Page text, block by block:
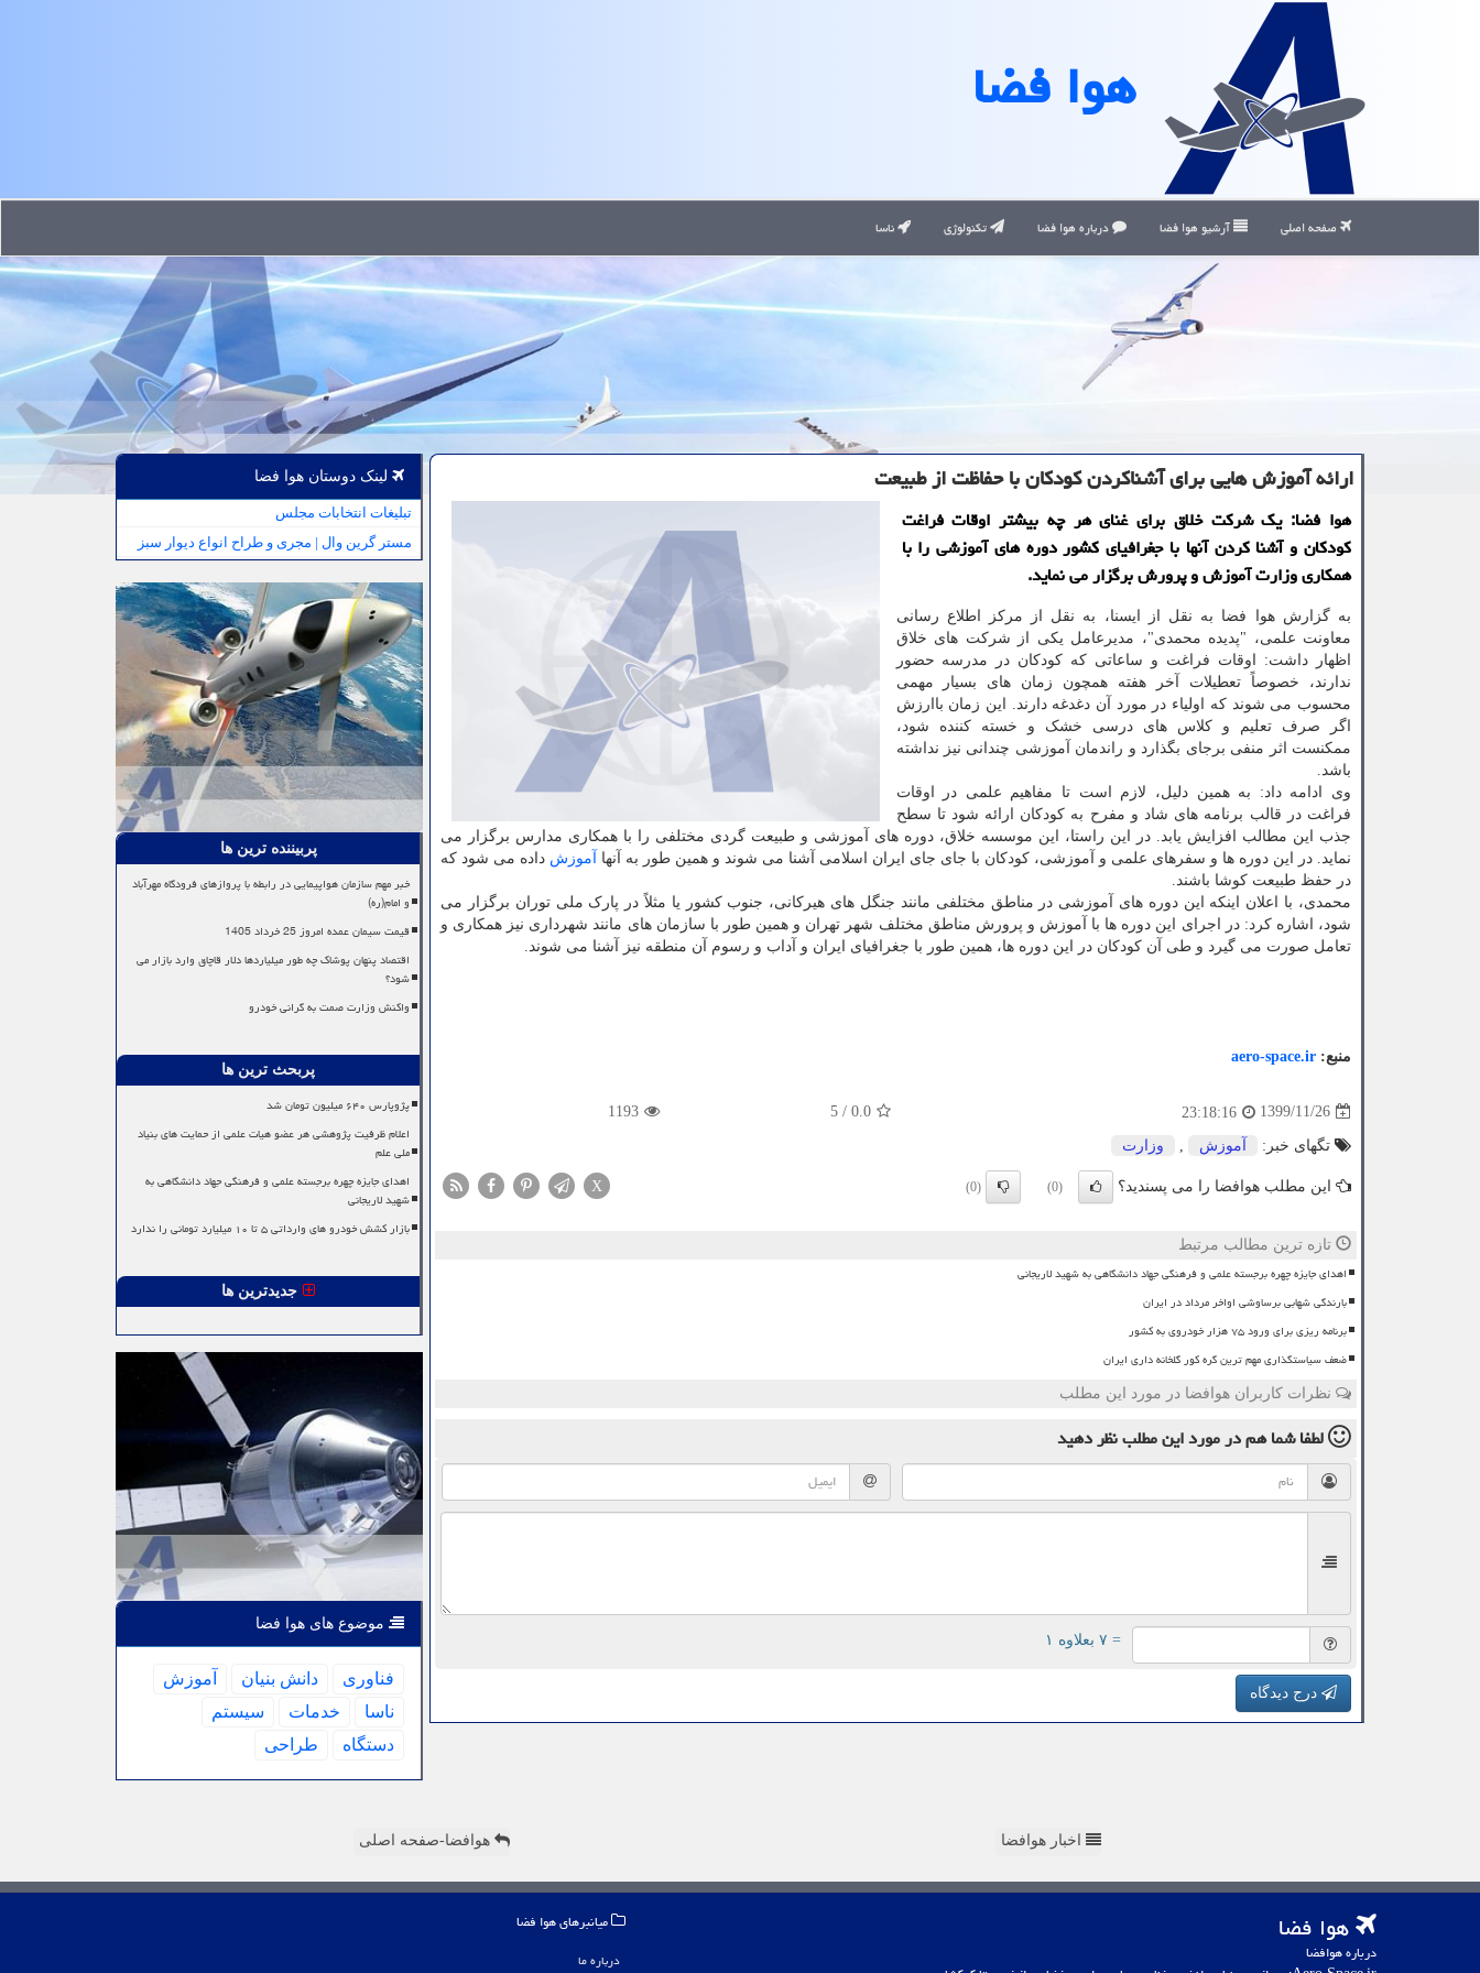
هوا فضا
صفحه اصلی آرشیو هوا فضا درباره هوا فضا تکنولوژی ناسا
ارائه آموزش هایی برای آشناكردن كودكان با حفاظت از طبیعت
هوا فضا: یک شرکت خلاق برای غنای هر چه بیشتر اوقات فراغت
کودکان و آشنا کردن آنها با جغرافیای کشور دوره های آموزشی را با
همکاری وزارت آموزش و پرورش برگزار می نماید.
به گزارش هوا فضا به نقل از ایسنا، به نقل از مرکز اطلاع رسانی
معاونت علمی، "پدیده محمدی"، مدیرعامل یکی از شرکت های خلاق
اظهار داشت: اوقات فراغت و ساعاتی که کودکان در مدرسه حضور
ندارند، خصوصاً تعطیلات آخر هفته همچون زمان های بسیار مهمی
محسوب می شوند که اولیاء در مورد آن دغدغه دارند. این زمان باارزش
اگر صرف تعلیم و کلاس های درسی خشک و خسته کننده شود،
ممکنست اثر منفی برجای بگذارد و راندمان آموزشی چندانی نیز نداشته
باشد.
وی ادامه داد: به همین دلیل، لازم است تا مفاهیم علمی در اوقات
فراغت در قالب برنامه های شاد و مفرح به کودکان ارائه شود تا سطح
جذب این مطالب افزایش یابد. در این راستا، این موسسه خلاق، دوره های آموزشی و طبیعت گردی مختلفی را با همکاری مدارس برگزار می
نماید. در این دوره ها و سفرهای علمی و آموزشی، کودکان با جای جای ایران اسلامی آشنا می شوند و همین طور به آنها
آموزش داده می شود که
در حفظ طبیعت کوشا باشند.
محمدی، با اعلان اینکه این دوره های آموزشی در مناطق مختلفی مانند جنگل های هیرکانی، جنوب کشور یا مثلاً در پارک ملی توران برگزار می
شود، اشاره کرد: در اجرای این دوره ها با آموزش و پرورش مناطق مختلف شهر تهران و همین طور با سازمان های مانند شهرداری نیز همکاری و
تعامل صورت می گیرد و طی آن کودکان در این دوره ها، همین طور با جغرافیای ایران و آداب و رسوم آن منطقه نیز آشنا می شوند.
منبع: aero-space.ir
1399/11/26
23:18:16
0.0
/
5
1193
تگهای خبر: آموزش وزارت
این مطلب هوافضا را می پسندید؟ (0)
(0)
X
تازه ترین مطالب مرتبط
اهدای جایزه چهره برجسته علمی و فرهنگی جهاد دانشگاهی به شهید لاریجانی
بارندگی شهابی برساوشی اواخر مرداد در ایران
برنامه ریزی برای ورود ۷۵ هزار خودروی به کشور
ضعف سیاستگذاری مهم ترین گره کور گلخانه داری ایران
نظرات کاربران هوافضا در مورد این مطلب
لطفا شما همدر مورد این مطلبنظر دهید
= ۷ بعلاوه ۱
درج دیدگاه
لینک دوستان هوا فضا
تبلیغات انتخابات مجلس
مستر گرین وال | مجری و طراح انواع دیوار سبز
پربیننده ترین ها
خبر مهم سازمان هواپیمایی در رابطه با پروازهای فرودگاه مهرآباد
و امام(ره)
قیمت سیمان عمده امروز 25 خرداد 1405
اقتصاد پنهان پوشاک چه طور میلیاردها دلار قاچاق وارد بازار می
شود؟
واکنش وزارت صمت به گرانی خودرو
پربحث ترین ها
پژوپارس ۶۴۰ میلیون تومان شد
اعلام ظرفیت پژوهشی هر عضو هیات علمی از حمایت های بنیاد
ملی علم
اهدای جایزه چهره برجسته علمی و فرهنگی جهاد دانشگاهی به
شهید لاریجانی
بازار کشش خودرو های وارداتی ۵ تا ۱۰ میلیارد تومانی را ندارد
جدیدترین ها
موضوع های هوا فضا
فناوری دانش بنیان
آموزش
ناسا
خدمات
سیستم
دستگاه
طراحی
اخبار هوافضا هوافضا-صفحه اصلی
هوا فضا
درباره هوافضا
میانبرهای هوا فضا
درباره ما